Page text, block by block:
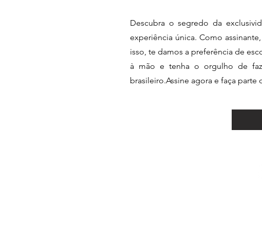
Descubra o segredo da
experiência única. Como
isso, te damos a preferência de
à mão e tenha o orgulho de
brasileiro.Assine agora e faça